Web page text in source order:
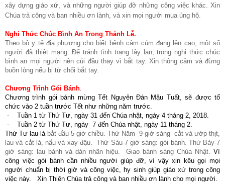
xây dựng giáo xứ, và những người giúp đỡ những công việc khác. Xin
Chúa trả công và ban nhiều ơn lành, và xin mọi người mua ủng hộ.
Nghi Thức Chúc Bình An Trong Thánh Lễ.
Theo bộ y tế địa phương cho biết bệnh cảm cúm đang lên cao, một số
người đã thiệt mạng. Để tránh tình trạng lây lan, trong nghi thức chúc
bình an mọi người nên cúi đầu thay vì bắt tay. Xin thông cảm và đừng
buồn lòng nếu bị từ chối bắt tay.
Chương Trình Gói Bánh.
Chương trình gói bánh mừng Tết Nguyên Đán Mậu Tuất, sẽ được tổ
chức vào 2 tuần trước Tết như những năm trước.
Tuần 1 từ Thứ Tư, ngày 31 đến Chúa nhật, ngày 4 tháng 2, 2018.
Tuần 2 từ Thứ Tư, ngày 7 đến Chúa nhật, ngày 11 tháng 2.
Thứ Tư lau lá bắt đầu 5 giờ chiều. Thứ Năm- 9 giờ sáng- cắt và ướp thịt,
lau và cắt lá, nấu và xay đậu. Thứ Sáu-7 giờ sáng: gói bánh. Thứ Bảy-7
giờ sáng: lau bánh và dán nhãn hiệu. Giao bánh sáng Chúa Nhật. Vì
công việc gói bánh cần nhiều người giúp đỡ, vì vậy xin kêu gọi mọi
người chuẩn bị thời giờ và công việc, hy sinh giúp giáo xứ trong công
việc này.
Xin Thiên Chúa trả công và ban nhiều ơn lành cho mọi người.